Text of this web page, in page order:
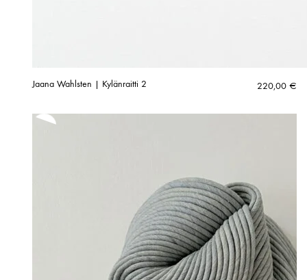
Jaana Wahlsten | Kylänraitti 2 220,00 €